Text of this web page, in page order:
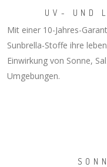
UV- UND
Mit einer 10-Jahres-
Sunbrella-Stoffe ihre
Einwirkung von Sonne,
Umgebungen.